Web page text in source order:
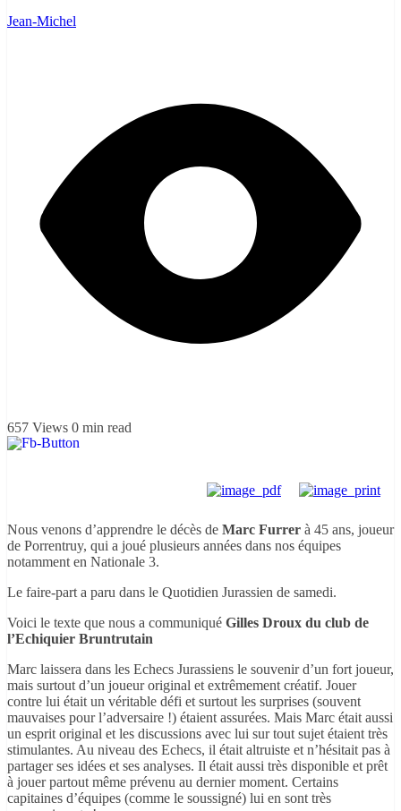
Jean-Michel
657 Views 0 min read
Nous venons d’apprendre le décès de Marc Furrer à 45 ans, joueur
de Porrentruy, qui a joué plusieurs années dans nos équipes
notamment en Nationale 3.
Le faire-part a paru dans le Quotidien Jurassien de samedi.
Voici le texte que nous a communiqué Gilles Droux du club de
l’Echiquier Bruntrutain
Marc laissera dans les Echecs Jurassiens le souvenir d’un fort joueur,
mais surtout d’un joueur original et extrêmement créatif. Jouer
contre lui était un véritable défi et surtout les surprises (souvent
mauvaises pour l’adversaire !) étaient assurées. Mais Marc était aussi
un esprit original et les discussions avec lui sur tout sujet étaient très
stimulantes. Au niveau des Echecs, il était altruiste et n’hésitait pas à
partager ses idées et ses analyses. Il était aussi très disponible et prêt
à jouer partout même prévenu au dernier moment. Certains
capitaines d’équipes (comme le soussigné) lui en sont très